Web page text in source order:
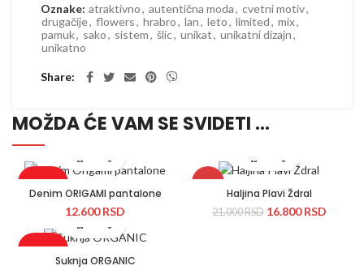
Oznake: atraktivno, autentična moda, cvetni motiv,
drugačije, flowers, hrabro, lan, leto, limited, mix,
pamuk, sako, sistem, šlic, unikat, unikatni dizajn,
unikatno
Share
MOŽDA ĆE VAM SE SVIDETI …
Rasprodato
Denim ORIGAMI pantalone
12.600RSD
-20%
Novo
Haljina Plavi Ždral
21.000RSD 16.800RSD
Rasprodato
Suknja ORGANIC